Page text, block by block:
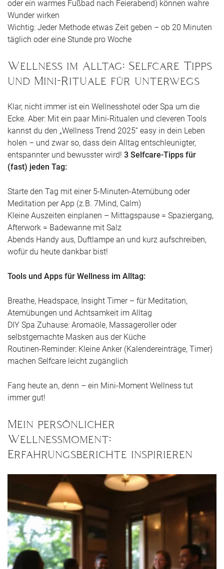
oder ein warmes Fußbad nach Feierabend) können wahre
Wunder wirken
Wichtig: Jeder Methode etwas Zeit geben – ob 20 Minuten
täglich oder eine Stunde pro Woche
Wellness im Alltag: Selfcare Tipps
und Mini-Rituale für unterwegs
Klar, nicht immer ist ein Wellnesshotel oder Spa um die
Ecke. Aber: Mit ein paar Mini-Ritualen und cleveren Tools
kannst du den „Wellness Trend 2025“ easy in dein Leben
holen – und zwar so, dass dein Alltag entschleunigter,
entspannter und bewusster wird! 3 Selfcare-Tipps für
(fast) jeden Tag:
Starte den Tag mit einer 5-Minuten-Atemübung oder
Meditation per App (z.B. 7Mind, Calm)
Kleine Auszeiten einplanen – Mittagspause = Spaziergang,
Afterwork = Badewanne mit Salz
Abends Handy aus, Duftlampe an und kurz aufschreiben,
wofür du heute dankbar bist!
Tools und Apps für Wellness im Alltag:
Breathe, Headspace, Insight Timer – für Meditation,
Atemübungen und Achtsamkeit im Alltag
DIY Spa Zuhause: Aromaöle, Massageroller oder
selbstgemachte Masken aus der Küche
Routinen-Reminder: Kleine Anker (Kalendereinträge, Timer)
machen Selfcare leicht zugänglich
Fang heute an, denn – ein Mini-Moment Wellness tut
immer gut!
Mein persönlicher
Wellnessmoment:
Erfahrungsberichte inspirieren